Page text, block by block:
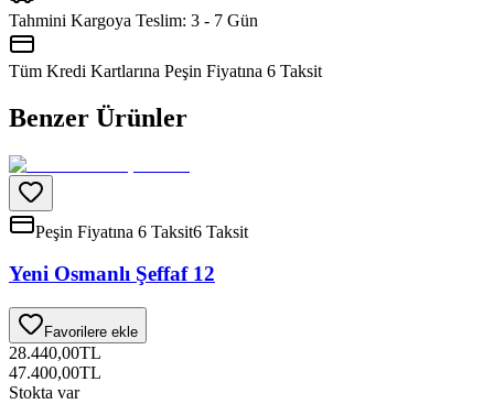
Tahmini Kargoya Teslim: 3 - 7 Gün
Tüm Kredi Kartlarına Peşin Fiyatına 6 Taksit
Benzer Ürünler
Peşin Fiyatına 6 Taksit6 Taksit
Yeni Osmanlı Şeffaf 12
Favorilere ekle
28.440,00TL
47.400,00TL
Stokta var